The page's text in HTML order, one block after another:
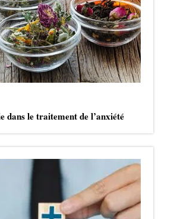
dans le traitement de l’anxiété